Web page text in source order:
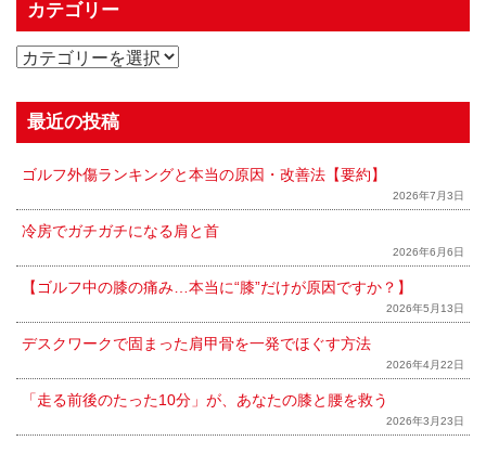
カテゴリー
最近の投稿
ゴルフ外傷ランキングと本当の原因・改善法【要約】
2026年7月3日
冷房でガチガチになる肩と首
2026年6月6日
【ゴルフ中の膝の痛み…本当に“膝”だけが原因ですか？】
2026年5月13日
デスクワークで固まった肩甲骨を一発でほぐす方法
2026年4月22日
「走る前後のたった10分」が、あなたの膝と腰を救う
2026年3月23日